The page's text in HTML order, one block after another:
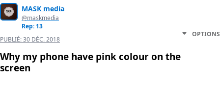
MASK media
@maskmedia
Rep: 13
PUBLIÉ:30 DÉC. 2018
OPTIONS
Why my phone have pink colour on the
screen